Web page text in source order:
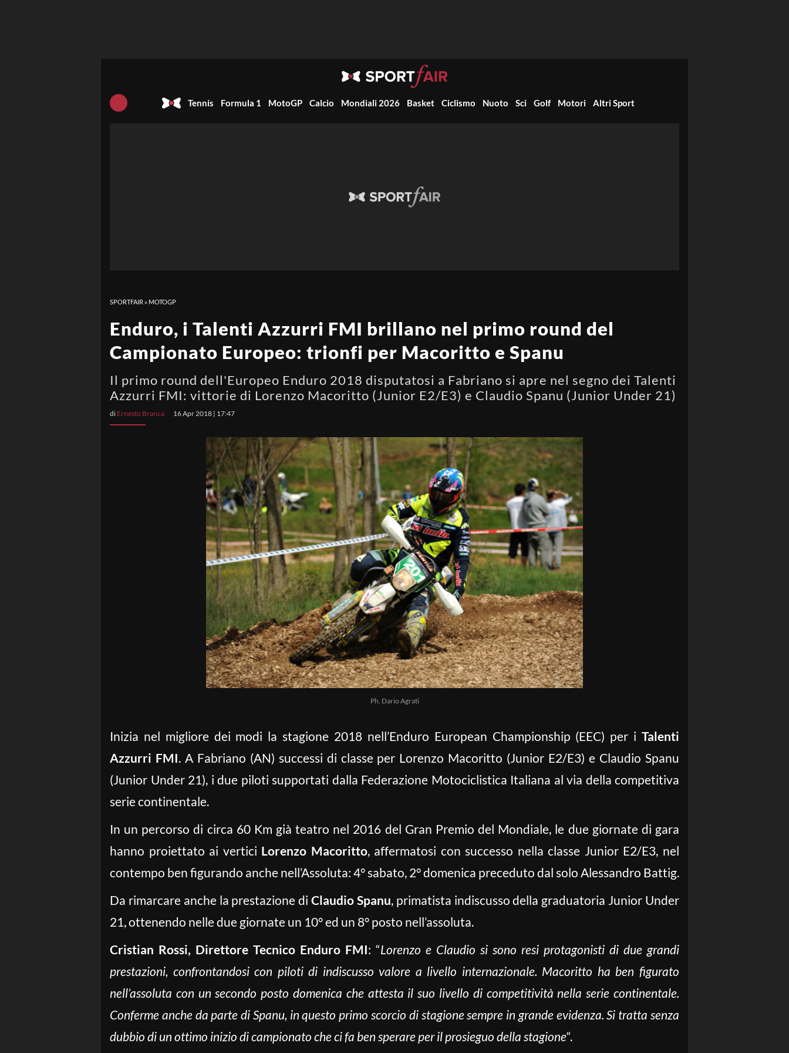
Tennis Formula 1 MotoGP Calcio Mondiali 2026 Basket Ciclismo Nuoto Sci Golf Motori Altri Sport
SPORTFAIR » MOTOGP
Enduro, i Talenti Azzurri FMI brillano nel primo round del
Campionato Europeo: trionfi per Macoritto e Spanu
Il primo round dell'Europeo Enduro 2018 disputatosi a Fabriano si apre nel segno dei Talenti
Azzurri FMI: vittorie di Lorenzo Macoritto (Junior E2/E3) e Claudio Spanu (Junior Under 21)
di Ernesto Branca 16 Apr 2018 | 17:47
Ph. Dario Agrati
Inizia nel migliore dei modi la stagione 2018 nell’Enduro European Championship (EEC) per i Talenti
Azzurri FMI. A Fabriano (AN) successi di classe per Lorenzo Macoritto (Junior E2/E3) e Claudio Spanu
(Junior Under 21), i due piloti supportati dalla Federazione Motociclistica Italiana al via della competitiva
serie continentale.
In un percorso di circa 60 Km già teatro nel 2016 del Gran Premio del Mondiale, le due giornate di gara
hanno proiettato ai vertici Lorenzo Macoritto, affermatosi con successo nella classe Junior E2/E3, nel
contempo ben figurando anche nell’Assoluta: 4° sabato, 2° domenica preceduto dal solo Alessandro Battig.
Da rimarcare anche la prestazione diClaudio Spanu, primatista indiscusso della graduatoria Junior Under
21, ottenendo nelle due giornate un 10° ed un 8° posto nell’assoluta.
Cristian Rossi, Direttore Tecnico Enduro FMI: “Lorenzo e Claudio si sono resi protagonisti di due grandi
prestazioni, confrontandosi con piloti di indiscusso valore a livello internazionale. Macoritto ha ben figurato
nell’assoluta con un secondo posto domenica che attesta il suo livello di competitività nella serie continentale.
Conferme anche da parte di Spanu, in questo primo scorcio di stagione sempre in grande evidenza. Si tratta senza
dubbio di un ottimo inizio di campionato che ci fa ben sperare per il prosieguo della stagione“.